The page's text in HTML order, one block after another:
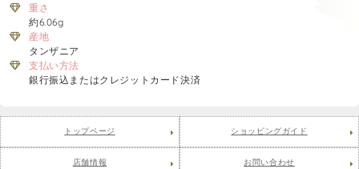
重さ
約6.06g
産地
タンザニア
支払い方法
銀行振込またはクレジットカード決済
トップページ ショッピングガイド
店舗情報 お問い合わせ